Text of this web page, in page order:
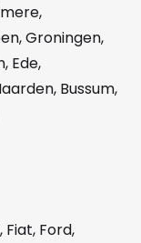
,
,Groningen,
, Ede,
, Bussum,
, Fiat, Ford,